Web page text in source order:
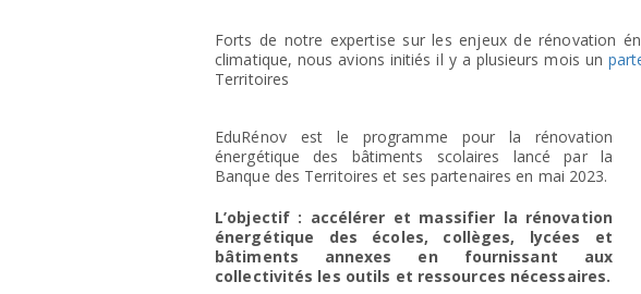
Forts de notre expertise sur les enjeux de rénovation
climatique, nous avions initiés il y a plusieurs mois un
Territoires
EduRénov est le programme pour la rénovation
énergétique des bâtiments scolaires lancé par la
Banque des Territoires et ses partenaires en mai 2023.
L’objectif : accélérer et massifier la rénovation
énergétique des écoles, collèges, lycées et
bâtiments annexes en fournissant aux
collectivités les outils et ressources nécessaires.